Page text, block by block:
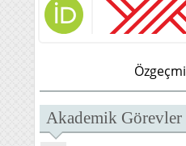
Akademik Görevler